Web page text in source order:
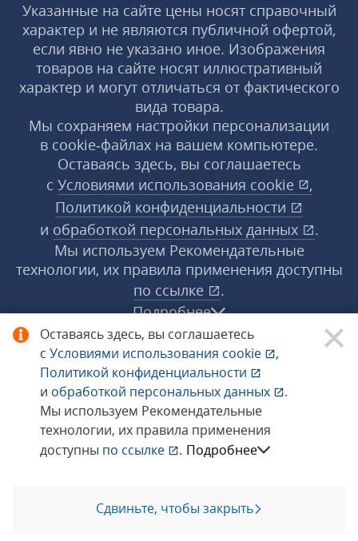
Оставаясь здесь, вы соглашаетесь
с Условиями использования cookie
,
Политикой конфиденциальности
и обработкой персональных данных
.
Мы используем Рекомендательные
технологии, их правила применения
доступны по ссылке . Подробнее
Сдвиньте, чтобы закрыть
Указанные на сайте цены носят справочный
характер и не являются публичной офертой,
если явно не указано иное. Изображения
товаров на сайте носят иллюстративный
характер и могут отличаться от фактического
вида товара.
Мы сохраняем настройки персонализации
в cookie‑файлах на вашем компьютере.
Оставаясь здесь, вы соглашаетесь
с Условиями использования cookie
,
Политикой конфиденциальности
и обработкой персональных данных
.
Мы используем Рекомендательные
технологии, их правила применения доступны
по ссылке
.
Подробнее
© 1998−2026 «1С‑Рарус» ®. Все права
защищены.
Сообщить об ошибке
Позвоните мне